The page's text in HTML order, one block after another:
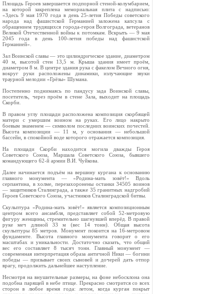
Площадь Героев завершается подпорной стеной-колумбарием,
на которой закреплена мемориальная плита с надписью:
«Здесь 9 мая 1970 года в день 25-летия Победы советского
народа над фашистской Германией заложена капсула с
обращением трудящихся города-героя Волгограда, ветеранов
Великой Отечественной войны к потомкам. Вскрыть — 9 мая
2045 года в день 100-летия победы над фашистской
Германией».
Зал Воинской славы — это цилиндрическое здание, диаметром
40 м, высотой стен 13,5 м. Крыша здания имеет проём,
диаметром 8 м. В центре здания рука с факелом Вечного огня,
вокруг руки расположены динамики, излучающие звуки
траурной мелодии «Грёзы» Шумана.
Постепенно поднимаясь по пандусу зада Воинской славы,
посетитель, через проём в стене Зала, выходит на площадь
Скорби.
В правом углу площади расположена композиция скорбящей
матери с умершим воином на руках. Его лицо накрыто
боевым знаменем — символом последних воинских почестей.
Высота композиции — 11 м, у основания — небольшой
бассейн, в спокойной воде которого отражается композиция.
На площади Скорби находится могила дважды Героя
Советского Союза, Маршала Советского Союза, бывшего
командующего 62-й армии В.И. Чуйкова.
Далее начинается подъём на вершину кургана к основанию
главного монумента — «Родина-мать зовёт!» Вдоль
серпантина, в холме, перезахоронены останки 34505 воинов
— защитников Сталинграда, а также 35 гранитных надгробий
Героев Советского Союза, участников Сталинградской битвы.
Скульптура «Родина-мать зовёт!» является композиционным
центром всего ансамбля, представляет собой 52-метровую
фигуру женщины, стремительно шагнувшей вперёд. В правой
руке меч длиной 33 м (вес 14 тонн). Общая высота
скульптуры 85 метров. Монумент покоится на 16-метровом
фундаменте. Высота главного монумента говорит о его
масштабах и уникальности. Достаточно сказать, что общий
вес его составляет 8 тысяч тонн. Главный монумент —
современная интерпретация образа античной Ники — богини
победы — призывает своих сыновей и дочерей дать отпор
врагу, продолжить дальнейшее наступление.
Несмотря на внушительные размеры, на фоне небосклона она
подобна парящей в небе птице. Прекрасно смотрится со всех
сторон в любое время года: летом, когда курган покрыт